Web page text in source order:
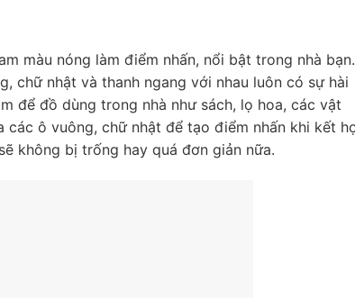
màu nóng làm điểm nhấn, nổi bật trong nhà bạn.
chữ nhật và thanh ngang với nhau luôn có sự hài
để đồ dùng trong nhà như sách, lọ hoa, các vật
ô vuông, chữ nhật để tạo điểm nhấn khi kết
không bị trống hay quá đơn giản nữa.